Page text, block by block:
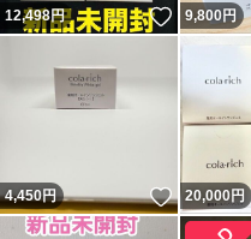
12,498円 いいね！
9,800円
4,450円 いいね！
20,000円